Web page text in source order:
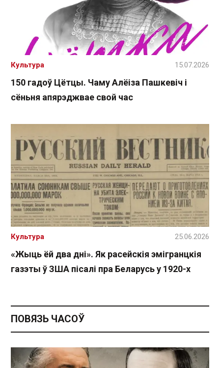
150 гадоў Цётцы. Чаму Алёіза Пашкевіч і
сёньня апярэджвае свой час
Культура 15.07.2026
«Жыць ёй два дні». Як расейскія эмігранцкія
газэты ў ЗША пісалі пра Беларусь у 1920-х
Культура 25.06.2026
ПОВЯЗЬ ЧАСОЎ